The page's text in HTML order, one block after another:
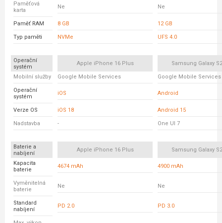
Paměťová
karta
Ne Ne
Paměť RAM 8 GB 12 GB
Typ paměti NVMe UFS 4.0
Operační
systém
Apple iPhone 16 Plus Samsung Galaxy
Mobilní služby Google Mobile Services Google Mobile Services
Operační
systém
iOS Android
Verze OS iOS 18 Android 15
Nadstavba - One UI 7
Baterie a
nabíjení
Apple iPhone 16 Plus Samsung Galaxy
Kapacita
baterie
4674 mAh 4900 mAh
Vyměnitelná
baterie
Ne Ne
Standard
nabíjení
PD 2.0 PD 3.0